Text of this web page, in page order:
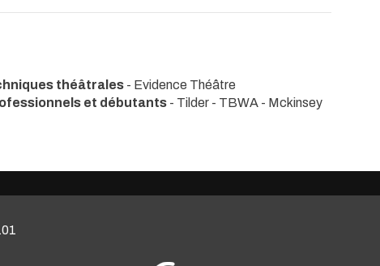
théâtrales - Evidence Théâtre
et débutants - Tilder - TBWA - Mckinsey